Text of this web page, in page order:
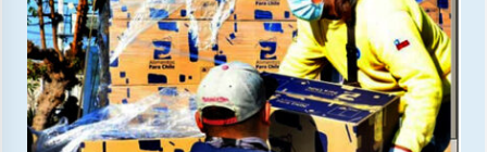
¿Qué habrían dicho?
23/06/2026